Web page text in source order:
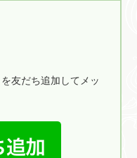
友だち追加してメッ